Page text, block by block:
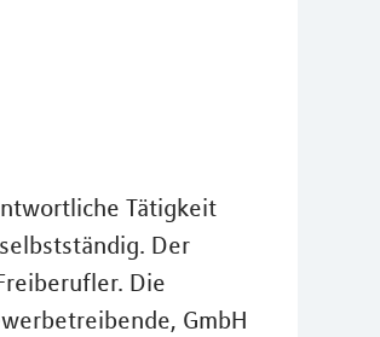
Tätigkeit
Der
Die
GmbH